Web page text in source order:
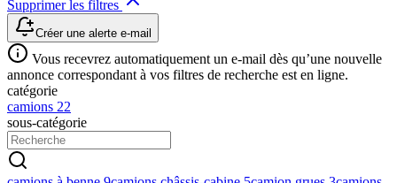
Supprimer les filtres
Créer une alerte e-mail
Vous recevrez automatiquement un e-mail dès qu’une nouvelle
annonce correspondant à vos filtres de recherche est en ligne.
catégorie
camions 22
sous-catégorie